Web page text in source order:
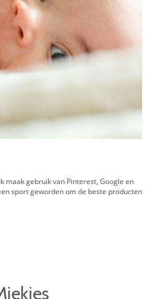
maak gebruik van Pinterest, Google en
sport geworden om de beste producten